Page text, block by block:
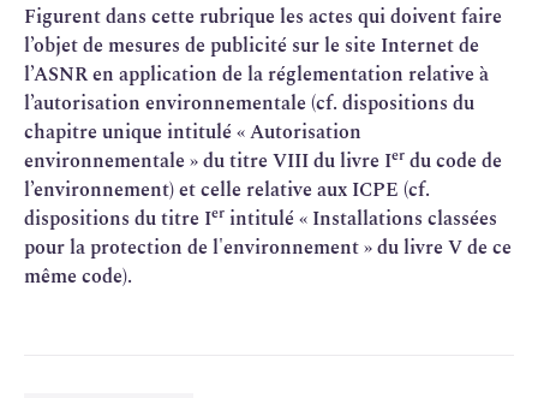
Figurent dans cette rubrique les actes qui doivent faire
l’objet de mesures de publicité sur le site Internet de
l’ASNR en application de la réglementation relative à
l’autorisation environnementale (cf. dispositions du
chapitre unique intitulé « Autorisation
environnementale » du titre VIII du livre Ier du code de
l’environnement) et celle relative aux ICPE (cf.
dispositions du titre Ier intitulé « Installations classées
pour la protection de l'environnement » du livre V de ce
même code).